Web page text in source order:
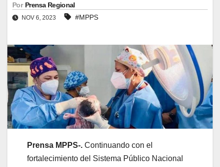
Por Prensa Regional
NOV 6, 2023 #MPPS
Prensa MPPS-. Continuando con el
fortalecimiento del Sistema Público Nacional